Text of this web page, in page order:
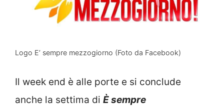
Logo E’ sempre mezzogiorno (Foto da Facebook)
Il week end è alle porte e si conclude
anche la settima di È sempre